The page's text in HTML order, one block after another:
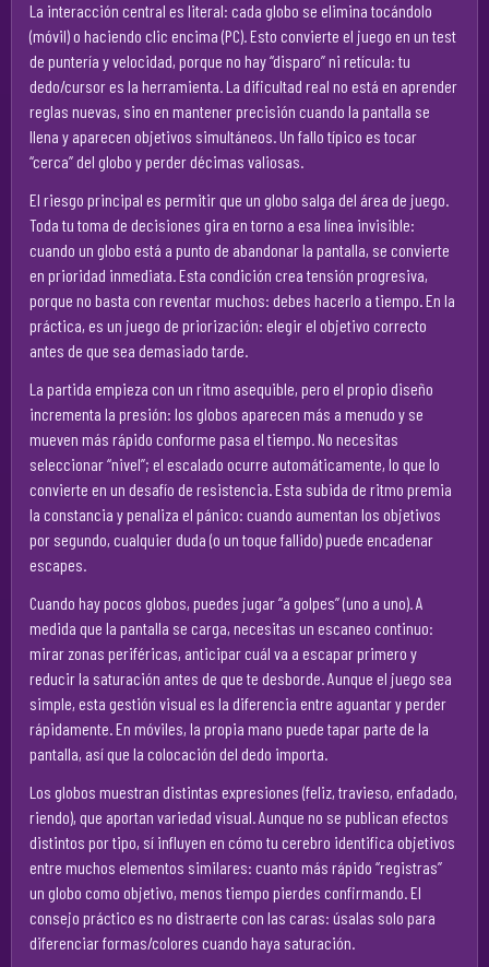
La interacción central es literal: cada globo se elimina tocándolo
(móvil) o haciendo clic encima (PC). Esto convierte el juego en un test
de puntería y velocidad, porque no hay “disparo” ni retícula: tu
dedo/cursor es la herramienta. La dificultad real no está en aprender
reglas nuevas, sino en mantener precisión cuando la pantalla se
llena y aparecen objetivos simultáneos. Un fallo típico es tocar
“cerca” del globo y perder décimas valiosas.
El riesgo principal es permitir que un globo salga del área de juego.
Toda tu toma de decisiones gira en torno a esa línea invisible:
cuando un globo está a punto de abandonar la pantalla, se convierte
en prioridad inmediata. Esta condición crea tensión progresiva,
porque no basta con reventar muchos: debes hacerlo a tiempo. En la
práctica, es un juego de priorización: elegir el objetivo correcto
antes de que sea demasiado tarde.
La partida empieza con un ritmo asequible, pero el propio diseño
incrementa la presión: los globos aparecen más a menudo y se
mueven más rápido conforme pasa el tiempo. No necesitas
seleccionar “nivel”; el escalado ocurre automáticamente, lo que lo
convierte en un desafío de resistencia. Esta subida de ritmo premia
la constancia y penaliza el pánico: cuando aumentan los objetivos
por segundo, cualquier duda (o un toque fallido) puede encadenar
escapes.
Cuando hay pocos globos, puedes jugar “a golpes” (uno a uno). A
medida que la pantalla se carga, necesitas un escaneo continuo:
mirar zonas periféricas, anticipar cuál va a escapar primero y
reducir la saturación antes de que te desborde. Aunque el juego sea
simple, esta gestión visual es la diferencia entre aguantar y perder
rápidamente. En móviles, la propia mano puede tapar parte de la
pantalla, así que la colocación del dedo importa.
Los globos muestran distintas expresiones (feliz, travieso, enfadado,
riendo), que aportan variedad visual. Aunque no se publican efectos
distintos por tipo, sí influyen en cómo tu cerebro identifica objetivos
entre muchos elementos similares: cuanto más rápido “registras”
un globo como objetivo, menos tiempo pierdes confirmando. El
consejo práctico es no distraerte con las caras: úsalas solo para
diferenciar formas/colores cuando haya saturación.